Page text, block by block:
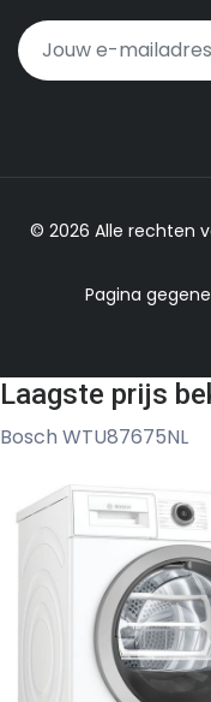
© 2026 Alle rechten
Pagina
Laagste prijs
Bosch WTU87675NL